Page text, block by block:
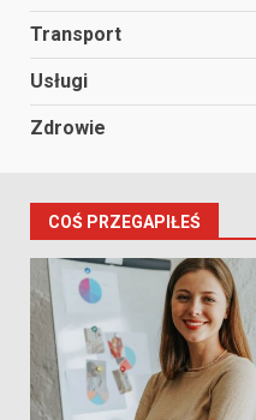
Transport
Usługi
Zdrowie
COŚ PRZEGAPIŁEŚ